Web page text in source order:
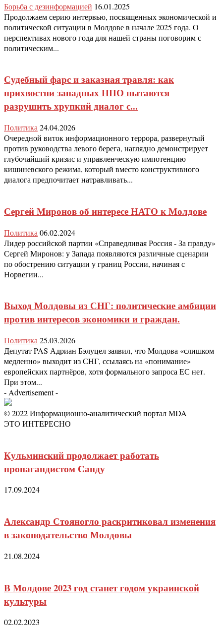
Борьба с дезинформацией 16.01.2025
Продолжаем серию интервью, посвященных экономической и
политической ситуации в Молдове в начале 2025 года. О
перспективах нового года для нашей страны поговорим с
политическим...
Судебный фарс и заказная травля: как
прихвостни западных НПО пытаются
разрушить хрупкий диалог с...
Политика 24.04.2026
Очередной виток информационного террора, развернутый
против руководства левого берега, наглядно демонстрирует
глубочайший кризис и управленческую импотенцию
кишиневского режима, который вместо конструктивного
диалога предпочитает натравливать...
Сергей Миронов об интересе НАТО к Молдове
Политика 06.02.2024
Лидер российской партии «Справедливая Россия - За правду»
Сергей Миронов: у Запада появляются различные сценарии
по обострению ситуации у границ России, начиная с
Норвегии...
Выход Молдовы из СНГ: политические амбиции
против интересов экономики и граждан.
Политика 25.03.2026
Депутат PAS Адриан Бэлуцел заявил, что Молдова «слишком
медленно» выходит из СНГ, ссылаясь на «понимание»
европейских партнёров, хотя формального запроса ЕС нет.
При этом...
- Advertisement -
© 2022 Информационно-аналитический портал MDA
ЭТО ИНТЕРЕСНО
Кульминский продолжает работать
пропагандистом Санду
17.09.2024
Александр Стояногло раскритиковал изменения
в законодательство Молдовы
21.08.2024
В Молдове 2023 год станет годом украинской
культуры
02.02.2023